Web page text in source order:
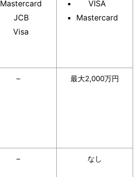
Mastercard
JCB
Visa
VISA
Mastercard
– 最大2,000万円
– なし